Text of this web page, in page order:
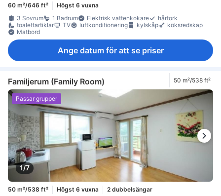
60 m²/646 ft²
Högst 6 vuxna
3 Sovrum
1 Badrum Elektrisk vattenkokare
hårtork
toalettartiklar
TV luftkonditionering kylskåp
köksredskap
Matbord
Ange datum för att se priser
Familjerum (Family Room) 50 m²/538 ft²
1/7
Passar grupper
50 m²/538 ft² Högst 6 vuxna 2 dubbelsängar